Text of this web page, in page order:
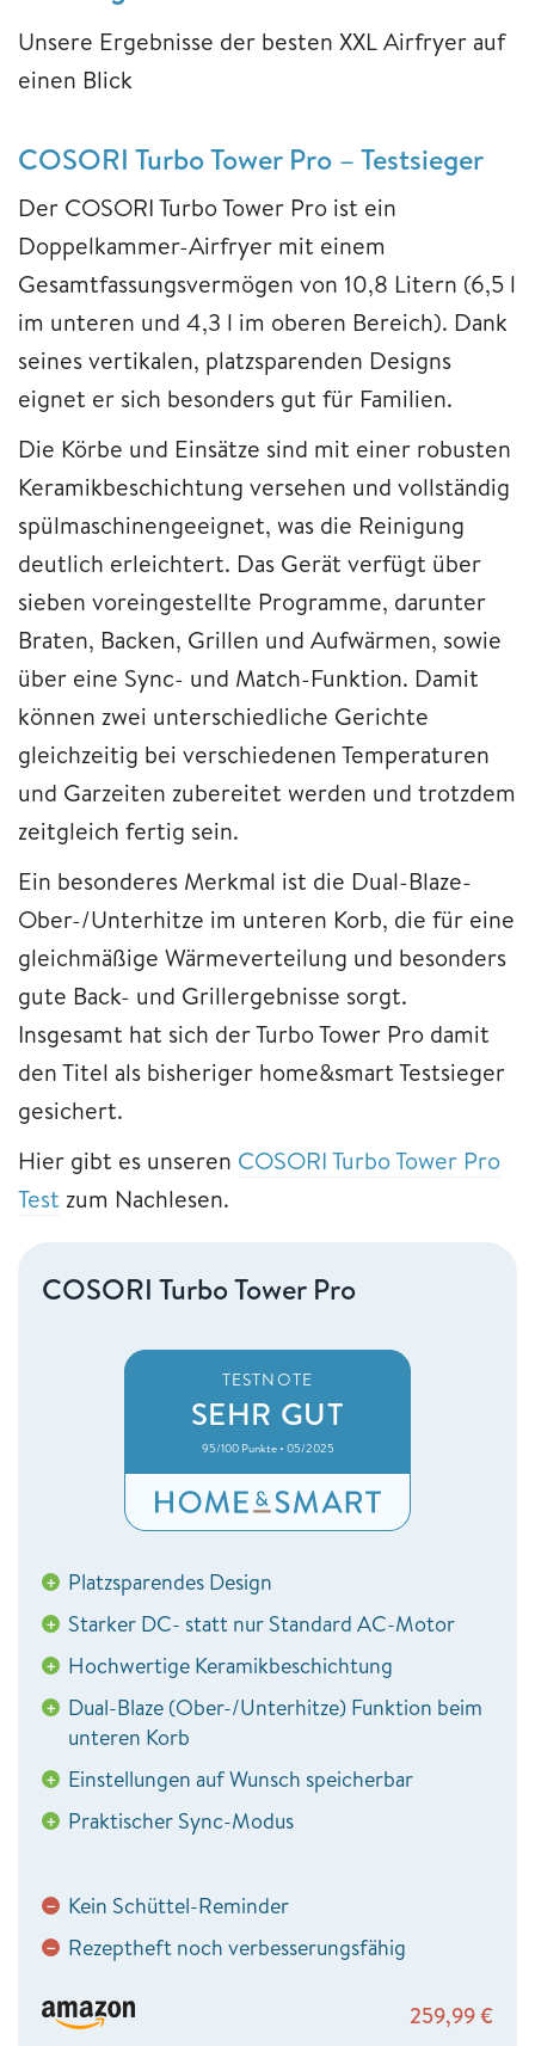
Unsere Ergebnisse der besten XXL Airfryer auf
einen Blick
COSORI Turbo Tower Pro – Testsieger
Der COSORI Turbo Tower Pro ist ein
Doppelkammer-Airfryer mit einem
Gesamtfassungsvermögen von 10,8 Litern (6,5 l
im unteren und 4,3 l im oberen Bereich). Dank
seines vertikalen, platzsparenden Designs
eignet er sich besonders gut für Familien.
Die Körbe und Einsätze sind mit einer robusten
Keramikbeschichtung versehen und vollständig
spülmaschinengeeignet, was die Reinigung
deutlich erleichtert. Das Gerät verfügt über
sieben voreingestellte Programme, darunter
Braten, Backen, Grillen und Aufwärmen, sowie
über eine Sync- und Match-Funktion. Damit
können zwei unterschiedliche Gerichte
gleichzeitig bei verschiedenen Temperaturen
und Garzeiten zubereitet werden und trotzdem
zeitgleich fertig sein.
Ein besonderes Merkmal ist die Dual-Blaze-
Ober-/Unterhitze im unteren Korb, die für eine
gleichmäßige Wärmeverteilung und besonders
gute Back- und Grillergebnisse sorgt.
Insgesamt hat sich der Turbo Tower Pro damit
den Titel als bisheriger home&smart Testsieger
gesichert.
Hier gibt es unseren COSORI Turbo Tower Pro
Test zum Nachlesen.
COSORI Turbo Tower Pro
TESTNOTE
SEHR GUT
95/100 Punkte • 05/2025
+ Platzsparendes Design
+ Starker DC- statt nur Standard AC-Motor
+ Hochwertige Keramikbeschichtung
+ Dual-Blaze (Ober-/Unterhitze) Funktion beim
unteren Korb
+ Einstellungen auf Wunsch speicherbar
+ Praktischer Sync-Modus
− Kein Schüttel-Reminder
− Rezeptheft noch verbesserungsfähig
259,99€